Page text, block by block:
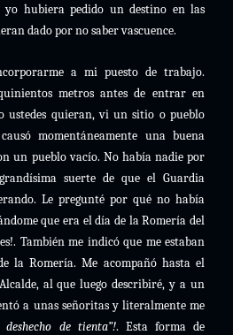
hubiera pedido un destino en las
dado por no saber vascuence.
a mi puesto de trabajo.
metros antes de entrar en
ustedes quieran, vi un sitio o pueblo
momentáneamente una buena
un pueblo vacío. No había nadie por
suerte de que el Guardia
Le pregunté por qué no había
que era el día de la Romería del
También me indicó que me estaban
la Romería. Me acompañó hasta el
al que luego describiré, y a un
a unas señoritas y literalmente me
deshecho de tienta”!. Esta forma de